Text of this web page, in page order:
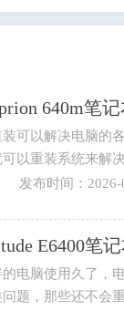
640m笔
可以解决电脑的
以重装系统来解
脑系统来实现...
发布时间：2026-
E6400笔
电脑使用久了，
题，那些还不会